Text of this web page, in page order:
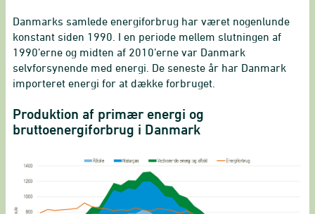
Danmarks samlede energiforbrug har været nogenlunde
konstant siden 1990. I en periode mellem slutningen af
1990’erne og midten af 2010’erne var Danmark
selvforsynende med energi. De seneste år har Danmark
importeret energi for at dække forbruget.
Produktion af primær energi og
bruttoenergiforbrug i Danmark